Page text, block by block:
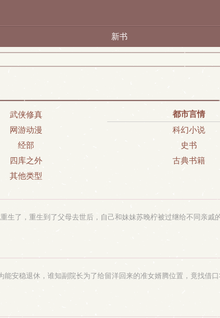
新书
武侠修真 都市言情
网游动漫 科幻小说
经部 史书
四库之外 古典书籍
其他类型
生了，重生到了父母去世后，自己和妹妹苏晚柠被过继给不同亲
安稳退休，谁知副院长为了给留洋回来的准女婿腾位置，竟找借